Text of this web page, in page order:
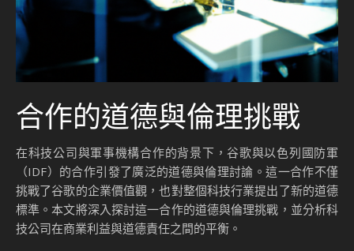
合作的道德與倫理挑戰
在科技公司與軍事機構合作的背景下，谷歌與以色列國防軍
（IDF）的合作引發了廣泛的道德與倫理討論。這一合作不僅
挑戰了谷歌的企業價值觀，也對整個科技行業提出了新的道德
標準。本文將深入探討這一合作的道德與倫理挑戰，並分析科
技公司在商業利益與道德責任之間的平衡。